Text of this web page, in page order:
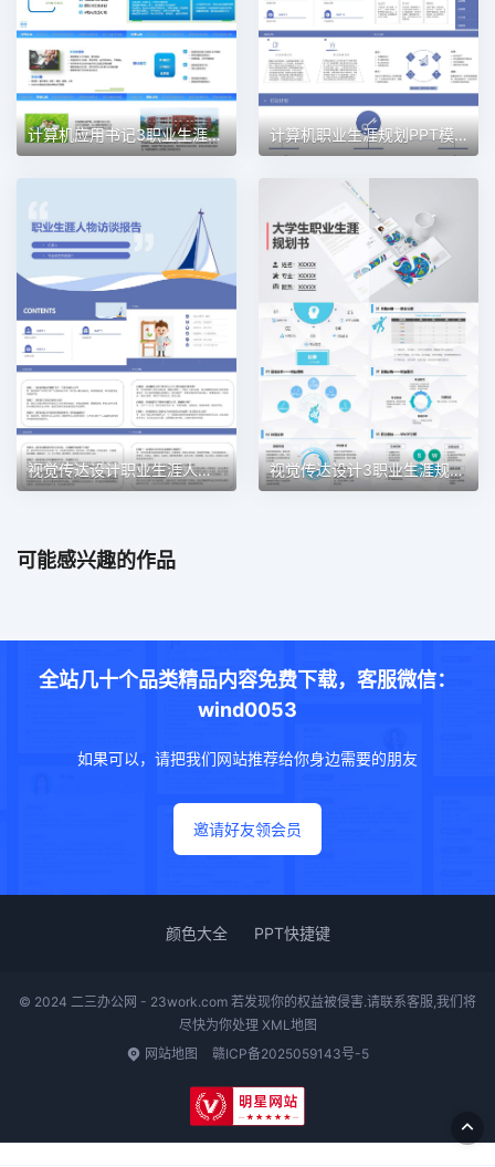
计算机应用书记3职业生涯规划PPT模板 计算机职业生涯规划PPT模板
视觉传达设计职业生涯人物访谈职业生涯规划PPT模板 视觉传达设计3职业生涯规划PPT模板
可能感兴趣的作品
全站几十个品类精品内容免费下载，客服微信：
wind0053
如果可以，请把我们网站推荐给你身边需要的朋友
邀请好友领会员
颜色大全 PPT快捷键
© 2024 二三办公网 - 23work.com 若发现你的权益被侵害.请联系客服,我们将
尽快为你处理 XML地图
网站地图
赣ICP备2025059143号-5